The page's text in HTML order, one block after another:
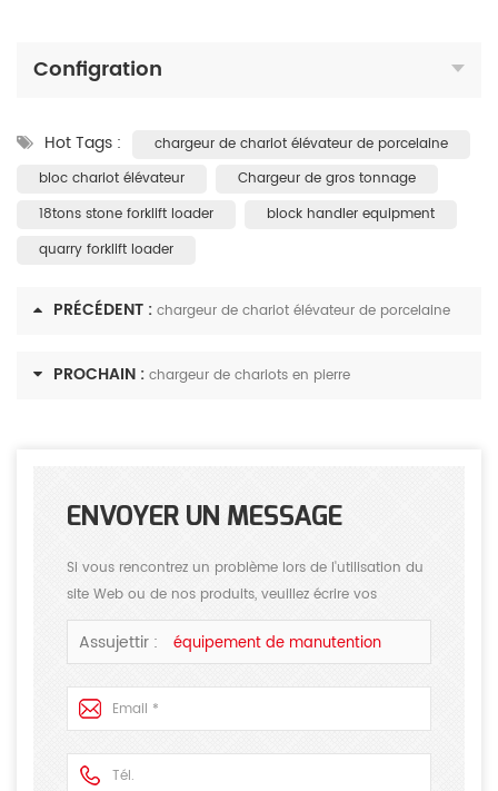
Configration
Hot Tags :
chargeur de chariot élévateur de porcelaine
bloc chariot élévateur
Chargeur de gros tonnage
18tons stone forklift loader
block handler equipment
quarry forklift loader
PRÉCÉDENT : chargeur de chariot élévateur de porcelaine
PROCHAIN : chargeur de chariots en pierre
ENVOYER UN MESSAGE
Si vous rencontrez un problème lors de l'utilisation du
site Web ou de nos produits, veuillez écrire vos
commentaires ou suggestions, nous répondrons à vos
questions dans les meilleurs délais! merci de votre
Assujettir : équipement de manutention